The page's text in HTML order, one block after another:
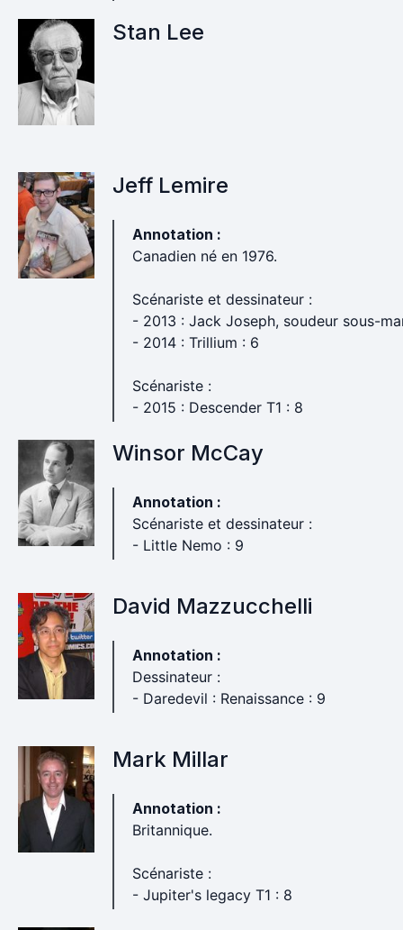
Stan Lee
Jeff Lemire
Annotation :
Canadien né en 1976.
Scénariste et dessinateur :
- 2013 : Jack Joseph, soudeur sous-
- 2014 : Trillium : 6
Scénariste :
- 2015 : Descender T1 : 8
Winsor McCay
Annotation :
Scénariste et dessinateur :
- Little Nemo : 9
David Mazzucchelli
Annotation :
Dessinateur :
- Daredevil : Renaissance : 9
Mark Millar
Annotation :
Britannique.
Scénariste :
- Jupiter's legacy T1 : 8